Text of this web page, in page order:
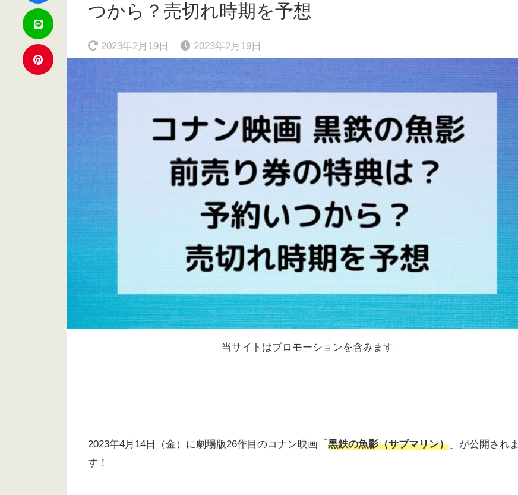
つから？売切れ時期を予想
2023年2月19日 2023年2月19日
当サイトはプロモーションを含みます
2023年4月14日（金）に劇場版26作目のコナン映画「 黒鉄の魚影（サブマリン） 」が公開されま
す！